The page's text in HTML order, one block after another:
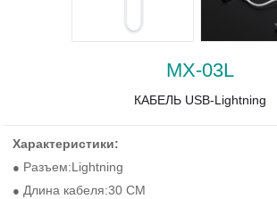
MX-03L
КАБЕЛЬ USB-Lightning
Характеристики:
● Разъем:Lightning
●Длина кабеля:30 CM